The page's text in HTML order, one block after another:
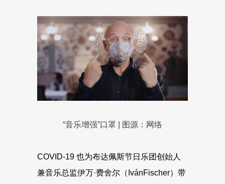
“音乐增强”口罩 | 图源：网络
COVID-19 也为布达佩斯节日乐团创始人
兼音乐总监伊万·费舍尔（IvánFischer）带